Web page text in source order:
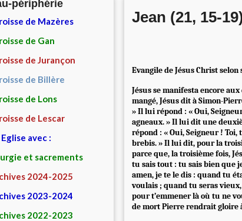
périphérie
de Mazères
de Gan
de Jurançon
de Billère
de Lons
de Lescar
Eglise avec :
et sacrements
2024-2025
2023-2024
2022-2023
Jean (21, 15-
Evangile de Jésus Christ selon
Jésus se manifesta encore
mangé, Jésus dit à Simon-
» Il lui répond : « Oui,
agneaux. » Il lui dit une
répond : « Oui, Seigneur ! Toi,
brebis. » Il lui dit, pour la
parce que, la troisième fois,
tu sais tout : tu sais bien que
amen, je te le dis : quand tu
voulais ; quand tu seras
pour t’emmener là où tu ne
de mort Pierre rendrait gloire